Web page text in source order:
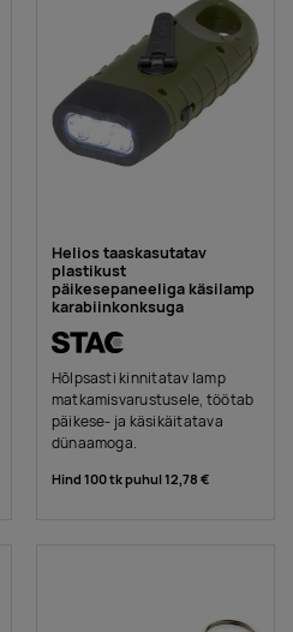
Helios taaskasutatav
plastikust
päikesepaneeliga käsilamp
karabiinkonksuga
Hõlpsasti kinnitatav lamp
matkamisvarustusele, töötab
päikese- ja käsikäitatava
dünaamoga.
Hind 100 tk puhul12,78 €